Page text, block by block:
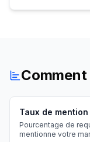
Taux de mention
Pourcentage de
mentionne votre